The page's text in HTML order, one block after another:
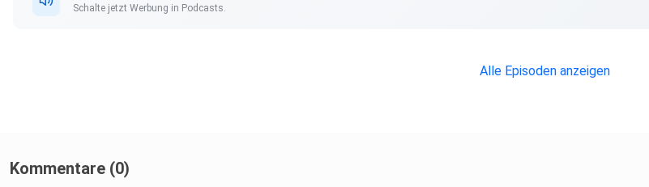
Schalte jetzt Werbung in Podcasts.
Alle Episoden anzeigen
Kommentare (0)